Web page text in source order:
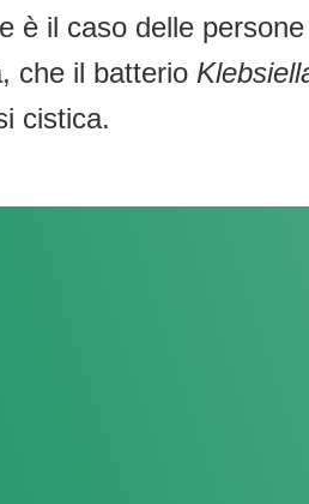
il caso delle
che il batterio
cistica.